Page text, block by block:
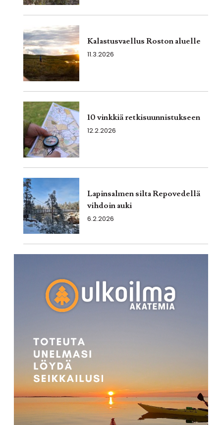
Kalastusvaellus Roston aluelle
11.3.2026
10 vinkkiä retkisuunnistukseen
12.2.2026
Lapinsalmen silta Repovedellä
vihdoin auki
6.2.2026